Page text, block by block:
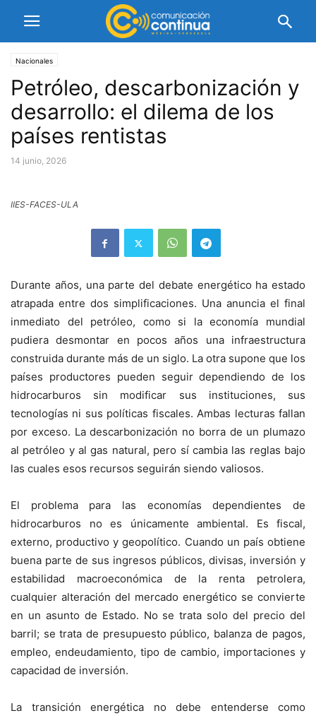
Nacionales
Petróleo, descarbonización y
desarrollo: el dilema de los
países rentistas
14 junio, 2026
IIES-FACES-ULA
Durante años, una parte del debate energético ha estado
atrapada entre dos simplificaciones. Una anuncia el final
inmediato del petróleo, como si la economía mundial
pudiera desmontar en pocos años una infraestructura
construida durante más de un siglo. La otra supone que los
países productores pueden seguir dependiendo de los
hidrocarburos sin modificar sus instituciones, sus
tecnologías ni sus políticas fiscales. Ambas lecturas fallan
por exceso. La descarbonización no borra de un plumazo
al petróleo y al gas natural, pero sí cambia las reglas bajo
las cuales esos recursos seguirán siendo valiosos.
El problema para las economías dependientes de
hidrocarburos no es únicamente ambiental. Es fiscal,
externo, productivo y geopolítico. Cuando un país obtiene
buena parte de sus ingresos públicos, divisas, inversión y
estabilidad macroeconómica de la renta petrolera,
cualquier alteración del mercado energético se convierte
en un asunto de Estado. No se trata solo del precio del
barril; se trata de presupuesto público, balanza de pagos,
empleo, endeudamiento, tipo de cambio, importaciones y
capacidad de inversión.
La transición energética no debe entenderse como